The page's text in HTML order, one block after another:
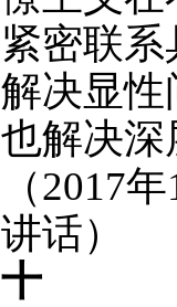
紧密联
解决显性
也解决深
（2017
讲话）
十